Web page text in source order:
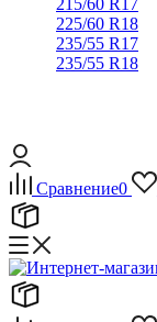
215/60 R17
225/60 R18
235/55 R17
235/55 R18
Сравнение0